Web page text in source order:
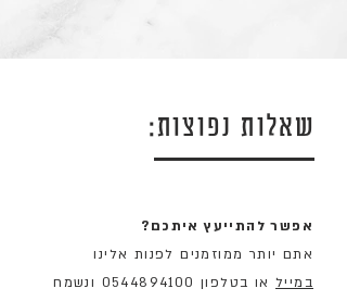
שאלות נפוצות:
אפשר להתייעץ איתכם?
אתם יותר ממוזמנים לפנות אלינו
במייל
או בטלפון 0544894100 ונשמח